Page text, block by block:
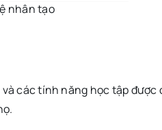
nhân tạo
các tính năng học tập